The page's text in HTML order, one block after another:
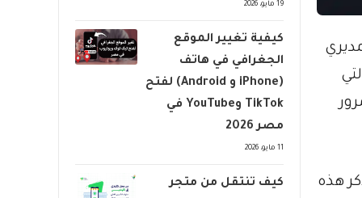
هذه
19 مايو، 2026
كيفية تغيير الموقع
الجغرافي في هاتف
(iPhone و Android) لفتح
TikTok وYouTube في
مصر 2026
11 مايو، 2026
كيف تنتقل من متجر